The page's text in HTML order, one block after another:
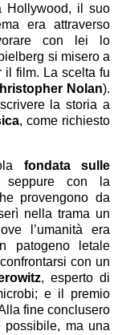
Hollywood, il suo
era attraverso
con lei lo
si misero a
il film. La scelta fu
Nolan).
la storia a
, come richiesto
fondata sulle
seppure con la
provengono da
nella trama un
l’umanità era
patogeno letale
con un
, esperto di
e il premio
fine conclusero
possibile, ma una